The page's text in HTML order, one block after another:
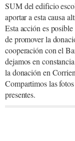
SUM del edificio
aportar a esta causa
Esta acción es
de promover la
cooperación con el
dejamos en
la donación en
Compartimos las
presentes.